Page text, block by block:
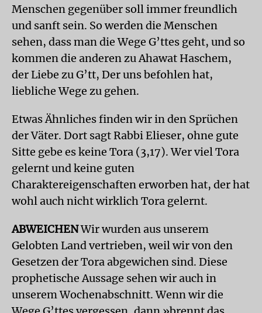
Menschen gegenüber soll immer freundlich
und sanft sein. So werden die Menschen
sehen, dass man die Wege G’ttes geht, und so
kommen die anderen zu Ahawat Haschem,
der Liebe zu G’tt, Der uns befohlen hat,
liebliche Wege zu gehen.
Etwas Ähnliches finden wir in den Sprüchen
der Väter. Dort sagt Rabbi Elieser, ohne gute
Sitte gebe es keine Tora (3,17). Wer viel Tora
gelernt und keine guten
Charaktereigenschaften erworben hat, der hat
wohl auch nicht wirklich Tora gelernt.
ABWEICHENWir wurden aus unserem
Gelobten Land vertrieben, weil wir von den
Gesetzen der Tora abgewichen sind. Diese
prophetische Aussage sehen wir auch in
unserem Wochenabschnitt. Wenn wir die